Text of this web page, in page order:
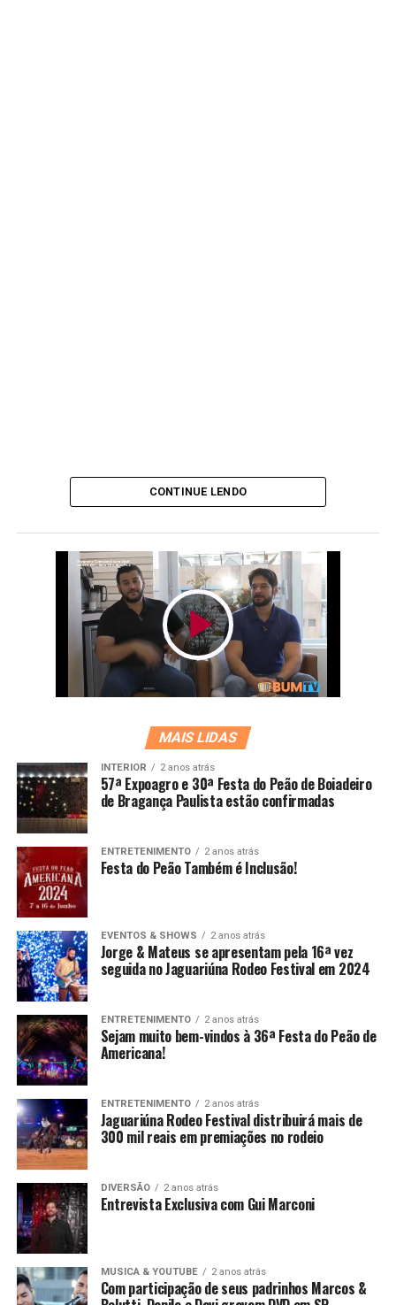
CONTINUE LENDO
MAIS LIDAS
INTERIOR 2 anos atrás
57ª Expoagro e 30ª Festa do Peão de Boiadeiro
de Bragança Paulista estão confirmadas
ENTRETENIMENTO 2 anos atrás
Festa do Peão Também é Inclusão!
EVENTOS & SHOWS 2 anos atrás
Jorge & Mateus se apresentam pela 16ª vez
seguida no Jaguariúna Rodeo Festival em 2024
ENTRETENIMENTO 2 anos atrás
Sejam muito bem-vindos à 36ª Festa do Peão de
Americana!
ENTRETENIMENTO 2 anos atrás
Jaguariúna Rodeo Festival distribuirá mais de
300 mil reais em premiações no rodeio
DIVERSÃO 2 anos atrás
Entrevista Exclusiva com Gui Marconi
MUSICA & YOUTUBE 2 anos atrás
Com participação de seus padrinhos Marcos &